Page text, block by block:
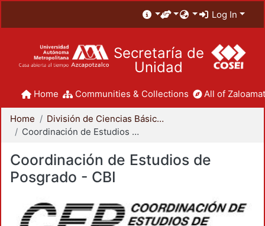
Log In
Secretaría de
Unidad
Home Communities & Collections All of
Home
División de Ciencias Básicas e Ingeniería
Coordinación de Estudios de Posgrado - CBI
Coordinación de Estudios de
Posgrado - CBI